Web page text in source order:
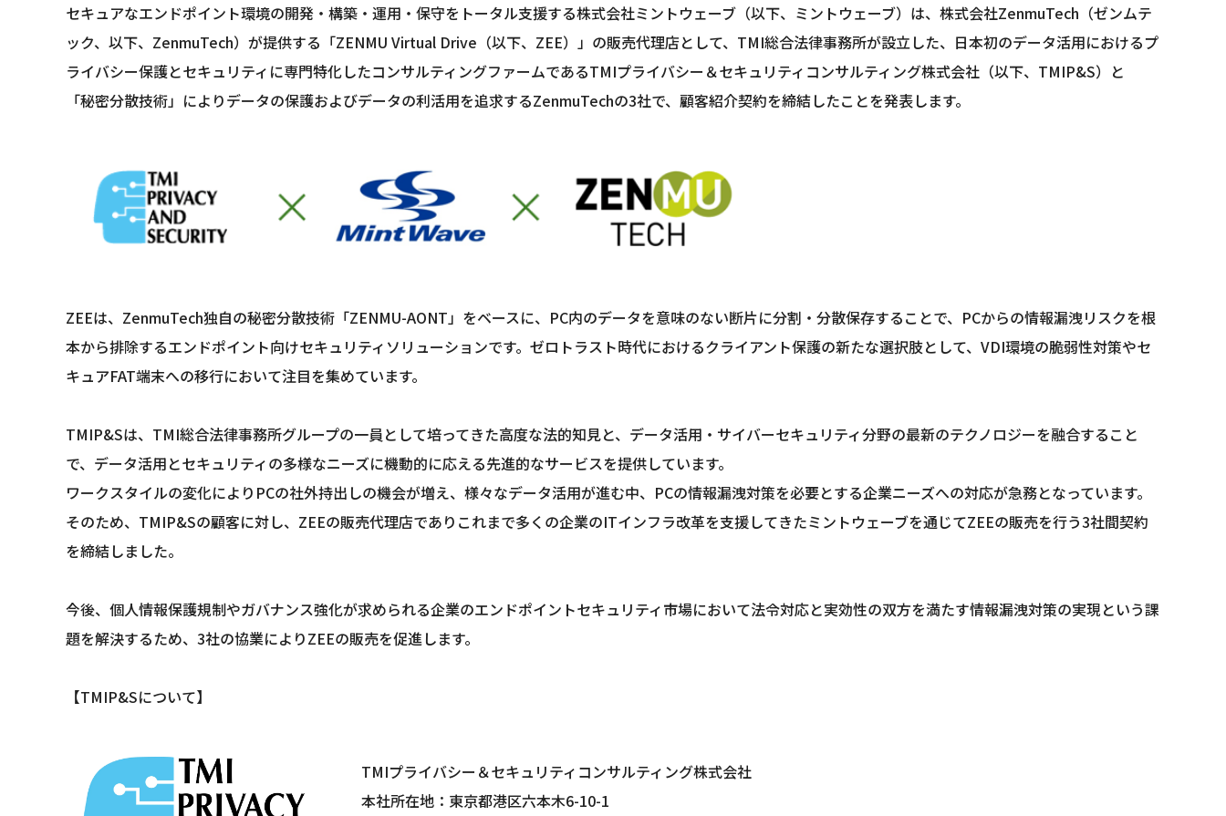
セキュアなエンドポイント環境の開発・構築・運用・保守をトータル支援する株式会社ミントウェーブ（以下、ミントウェーブ）は、株式会社ZenmuTech（ゼンムテ
ック、以下、ZenmuTech）が提供する「ZENMU Virtual Drive（以下、ZEE）」の販売代理店として、TMI総合法律事務所が設立した、日本初のデータ活用におけるプ
ライバシー保護とセキュリティに専門特化したコンサルティングファームであるTMIプライバシー＆セキュリティコンサルティング株式会社（以下、TMIP&S）と
「秘密分散技術」によりデータの保護およびデータの利活用を追求するZenmuTechの3社で、顧客紹介契約を締結したことを発表します。
ZEEは、ZenmuTech独自の秘密分散技術「ZENMU-AONT」をベースに、PC内のデータを意味のない断片に分割・分散保存することで、PCからの情報漏洩リスクを根
本から排除するエンドポイント向けセキュリティソリューションです。ゼロトラスト時代におけるクライアント保護の新たな選択肢として、VDI環境の脆弱性対策やセ
キュアFAT端末への移行において注目を集めています。
TMIP&Sは、TMI総合法律事務所グループの一員として培ってきた高度な法的知見と、データ活用・サイバーセキュリティ分野の最新のテクノロジーを融合すること
で、データ活用とセキュリティの多様なニーズに機動的に応える先進的なサービスを提供しています。
ワークスタイルの変化によりPCの社外持出しの機会が増え、様々なデータ活用が進む中、PCの情報漏洩対策を必要とする企業ニーズへの対応が急務となっています。
そのため、TMIP&Sの顧客に対し、ZEEの販売代理店でありこれまで多くの企業のITインフラ改革を支援してきたミントウェーブを通じてZEEの販売を行う3社間契約
を締結しました。
今後、個人情報保護規制やガバナンス強化が求められる企業のエンドポイントセキュリティ市場において法令対応と実効性の双方を満たす情報漏洩対策の実現という課
題を解決するため、3社の協業によりZEEの販売を促進します。
【TMIP&Sについて】
TMIプライバシー＆セキュリティコンサルティング株式会社
本社所在地：東京都港区六本木6-10-1